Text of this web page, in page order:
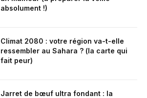
absolument !)
Climat 2080 : votre région va-t-elle
ressembler au Sahara ? (la carte qui
fait peur)
Jarret de bœuf ultra fondant : la